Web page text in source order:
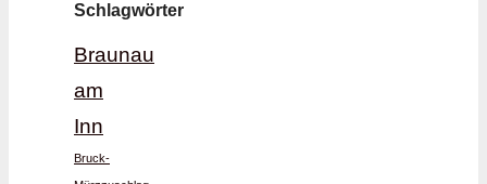
Schlagwörter
Braunau
am
Inn
Bruck-